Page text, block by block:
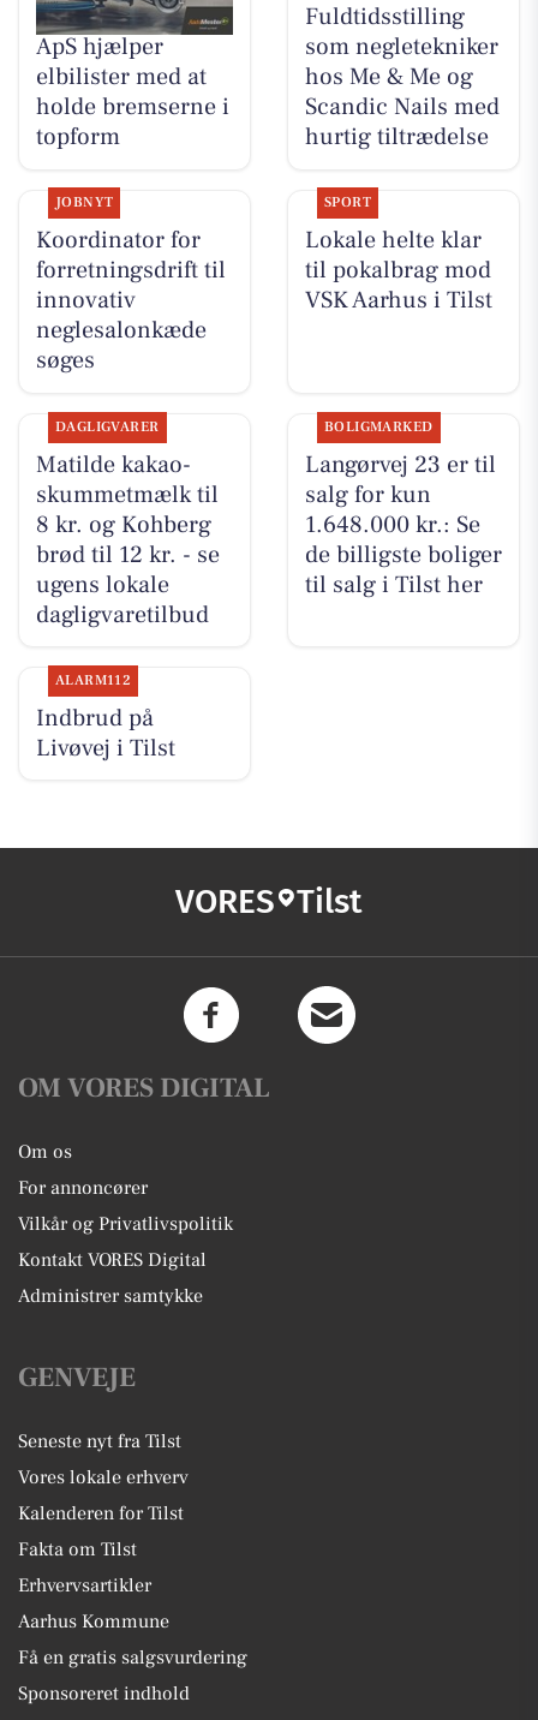
Tilst Auto Aarhus
ApS hjælper
elbilister med at
holde bremserne i
topform
Fuldtidsstilling
som negletekniker
hos Me & Me og
Scandic Nails med
hurtig tiltrædelse
JOBNYT
Koordinator for
forretningsdrift til
innovativ
neglesalonkæde
søges
SPORT
Lokale helte klar
til pokalbrag mod
VSK Aarhus i Tilst
DAGLIGVARER
Matilde kakao-
skummetmælk til
8 kr. og Kohberg
brød til 12 kr. - se
ugens lokale
dagligvaretilbud
BOLIGMARKED
Langørvej 23 er til
salg for kun
1.648.000 kr.: Se
de billigste boliger
til salg i Tilst her
ALARM112
Indbrud på
Livøvej i Tilst
VORES Tilst
OM VORES DIGITAL
Om os
For annoncører
Vilkår og Privatlivspolitik
Kontakt VORES Digital
Administrer samtykke
GENVEJE
Seneste nyt fra Tilst
Vores lokale erhverv
Kalenderen for Tilst
Fakta om Tilst
Erhvervsartikler
Aarhus Kommune
Få en gratis salgsvurdering
Sponsoreret indhold